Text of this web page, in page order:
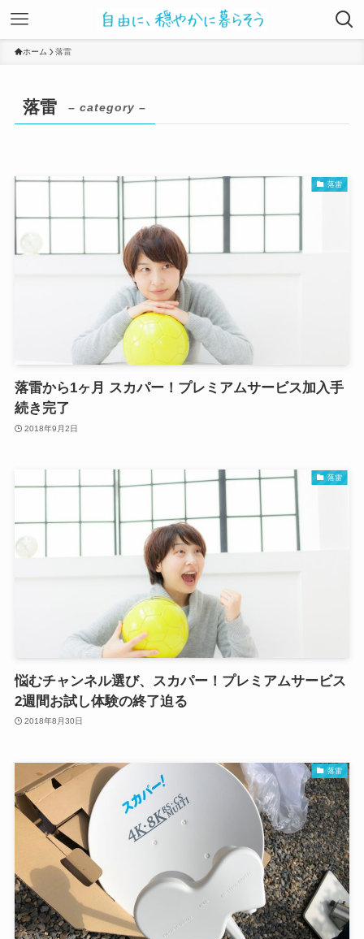
ホーム 落雷
落雷 – category –
落雷
落雷から1ヶ月 スカパー！プレミアムサービス加入手
続き完了
2018年9月2日
落雷
悩むチャンネル選び、スカパー！プレミアムサービス
2週間お試し体験の終了迫る
2018年8月30日
落雷